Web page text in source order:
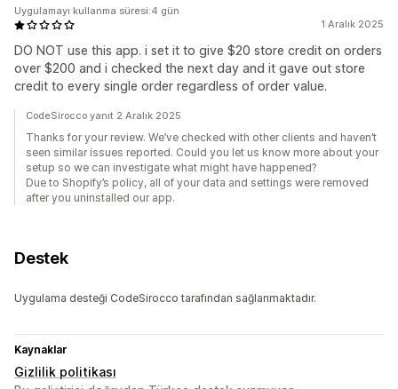
1 Aralık 2025
DO NOT use this app. i set it to give $20 store credit on orders
over $200 and i checked the next day and it gave out store
credit to every single order regardless of order value.
Uygulamayı kullanma süresi:4 gün
CodeSirocco yanıt 2 Aralık 2025
Thanks for your review. We’ve checked with other clients and haven’t
seen similar issues reported. Could you let us know more about your
setup so we can investigate what might have happened?
Due to Shopify’s policy, all of your data and settings were removed
after you uninstalled our app.
Destek
Uygulama desteği CodeSirocco tarafından sağlanmaktadır.
Kaynaklar
Gizlilik politikası